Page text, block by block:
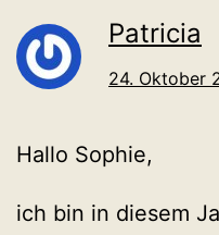
Patricia
24. Oktober
Hallo Sophie,
ich bin in diesem